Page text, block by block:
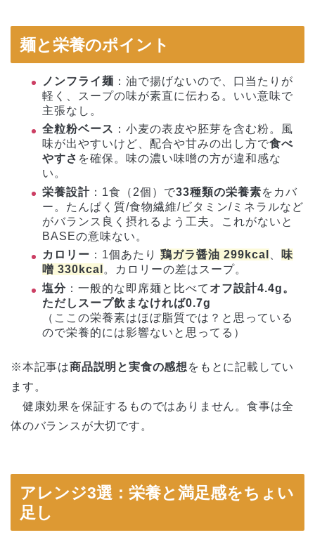
麺と栄養のポイント
ノンフライ麺 ：油で揚げないので、口当たりが
軽く、スープの味が素直に伝わる。いい意味で
主張なし。
全粒粉ベース ：小麦の表皮や胚芽を含む粉。風
味が出やすいけど、配合や甘みの出し方で食べ
やすさ を確保。味の濃い味噌の方が違和感な
い。
栄養設計 ：1食（2個）で33種類の栄養素をカバ
ー。たんぱく質/食物繊維/ビタミン/ミネラルなど
がバランス良く摂れるよう工夫。これがないと
BASEの意味ない。
カロリー ：1個あたり 鶏ガラ醤油 299kcal
味
噌 330kcal 。カロリーの差はスープ。
塩分 ：一般的な即席麺と比べて オフ設計4.4g。
ただしスープ飲まなければ0.7g
（ここの栄養素はほぼ脂質では？と思っている
ので栄養的には影響ないと思ってる）
※本記事は商品説明と実食の感想 をもとに記載してい
ます。
健康効果を保証するものではありません。食事は全
体のバランスが大切です。
アレンジ3選：栄養と満足感をちょい
足し